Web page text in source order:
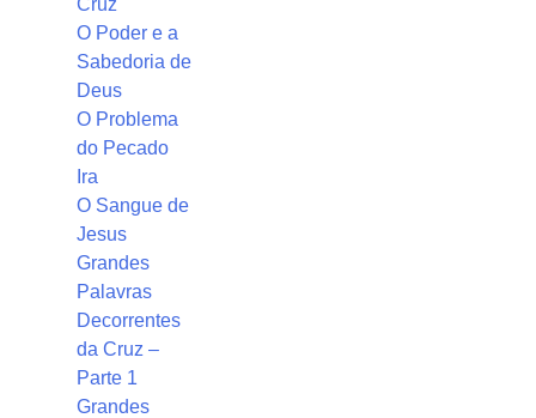
O Poder e a
Sabedoria de
Deus
O Problema
do Pecado
Ira
O Sangue de
Jesus
Grandes
Palavras
Decorrentes
da Cruz –
Parte 1
Grandes